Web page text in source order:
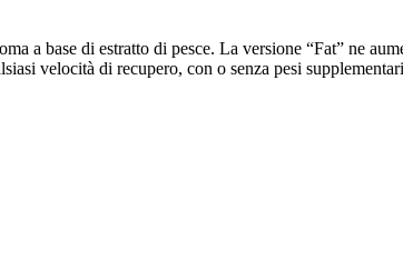
a base di estratto di pesce. La versione “Fat” ne
velocità di recupero, con o senza pesi